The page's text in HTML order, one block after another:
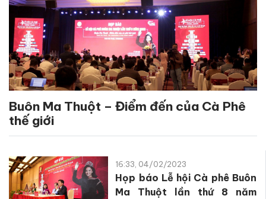
Buôn Ma Thuột – Điểm đến của Cà Phê
thế giới
16:33, 04/02/2023
Họp báo Lễ hội Cà phê Buôn
Ma Thuột lần thứ 8 năm